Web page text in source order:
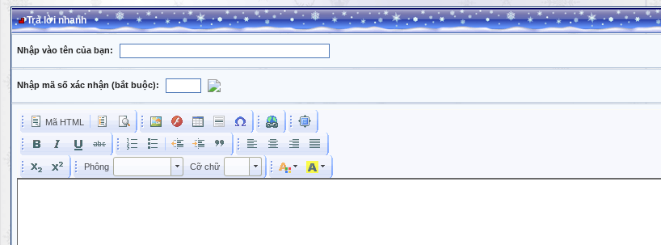
Trả lời nhanh
Nhập vào tên của bạn:
Nhập mã số xác nhận (bắt buộc):
Mã HTML
Phông Cỡ chữ Kích cỡ phông